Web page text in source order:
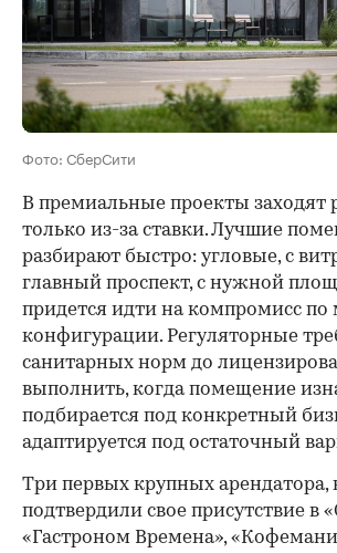
Фото: СберСити
В премиальные проекты заходят
только из-за ставки. Лучшие
разбирают быстро: угловые, с
главный проспект, с нужной
придется идти на компромисс
конфигурации. Регуляторные
санитарных норм до
выполнить, когда помещение
подбирается под конкретный
адаптируется под остаточный
Три первых крупных
подтвердили свое присутствие в
«Гастроном Времена»,